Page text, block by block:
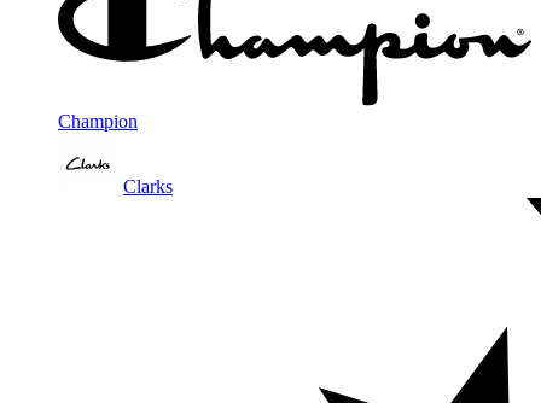
Champion
Clarks